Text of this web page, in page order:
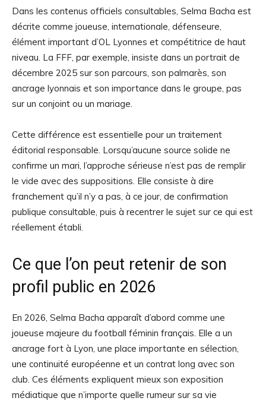
Dans les contenus officiels consultables, Selma Bacha est
décrite comme joueuse, internationale, défenseure,
élément important d’OL Lyonnes et compétitrice de haut
niveau. La FFF, par exemple, insiste dans un portrait de
décembre 2025 sur son parcours, son palmarès, son
ancrage lyonnais et son importance dans le groupe, pas
sur un conjoint ou un mariage.
Cette différence est essentielle pour un traitement
éditorial responsable. Lorsqu’aucune source solide ne
confirme un mari, l’approche sérieuse n’est pas de remplir
le vide avec des suppositions. Elle consiste à dire
franchement qu’il n’y a pas, à ce jour, de confirmation
publique consultable, puis à recentrer le sujet sur ce qui est
réellement établi.
Ce que l’on peut retenir de son
profil public en 2026
En 2026, Selma Bacha apparaît d’abord comme une
joueuse majeure du football féminin français. Elle a un
ancrage fort à Lyon, une place importante en sélection,
une continuité européenne et un contrat long avec son
club. Ces éléments expliquent mieux son exposition
médiatique que n’importe quelle rumeur sur sa vie